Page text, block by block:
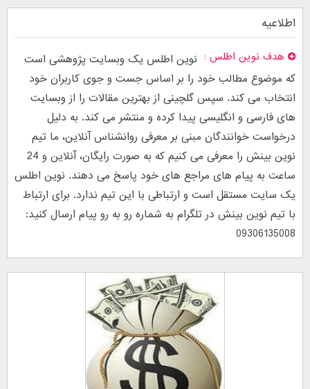
اطلاعیه
هدف نوین اطلس
نوین اطلس یک وبسایت پژوهشی است
که موضوع مطالب خود را بر اساس جست و جوی کاربران خود
انتخاب می کند. سپس گلچینی از بهترین مقالات را از وبسایت
های فارسی و انگلیسی پیدا کرده و منتشر می کند. به دلیل
درخواست خوانندگان مبنی بر معرفی روانشناس آنلاین، ما تیم
نوین بینش را معرفی می کنیم که به صورت رایگان، آنلاین و 24
ساعت به پیام های مراجع های خود پاسخ می دهند. نوین اطلس
یک سایت مستقل است و ارتباطی با این تیم ندارد. برای ارتباط
با تیم نوین بینش در تلگرام به شماره رو به رو پیام ارسال کنید:
09306135008